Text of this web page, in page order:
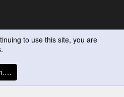
to use this site, you are